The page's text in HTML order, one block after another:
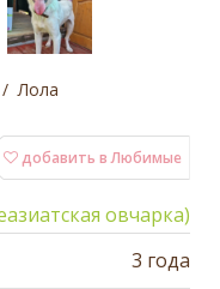
Лола
добавить в Любимые
овчарка)
3 года